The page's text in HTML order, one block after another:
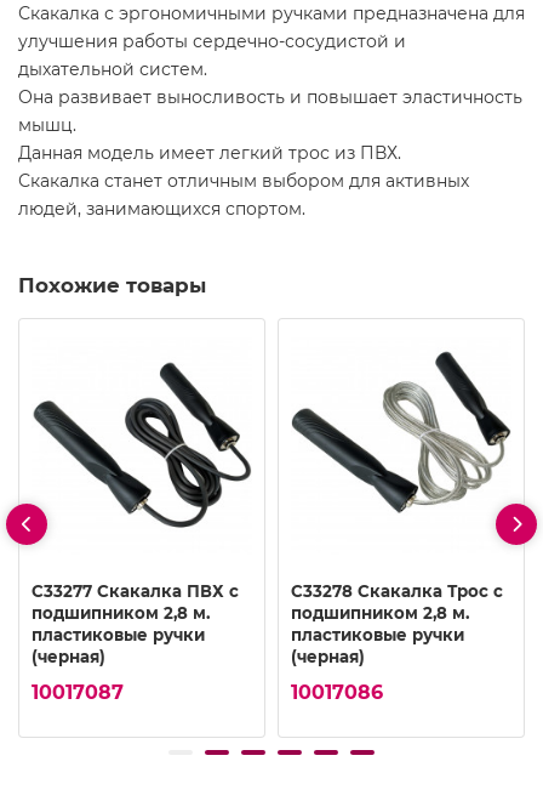
Скакалка с эргономичными ручками предназначена для
улучшения работы сердечно-сосудистой и
дыхательной систем.
Она развивает выносливость и повышает эластичность
мышц.
Данная модель имеет легкий трос из ПВХ.
Скакалка станет отличным выбором для активных
людей, занимающихся спортом.
Похожие товары
C33277 Скакалка ПВХ с
подшипником 2,8 м.
пластиковые ручки
(черная)
10017087
C33278 Скакалка Трос с
подшипником 2,8 м.
пластиковые ручки
(черная)
10017086